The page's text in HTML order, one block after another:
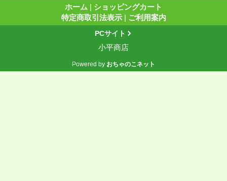
ホーム | ショッピングカート
特定商取引法表示 | ご利用案内
PCサイト
小平商店
Powered by おちゃのこネット